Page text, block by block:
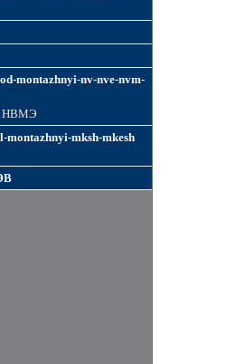
montazhnyi-nv-nve-nvm-
НВМЭ
montazhnyi-mksh-mkesh